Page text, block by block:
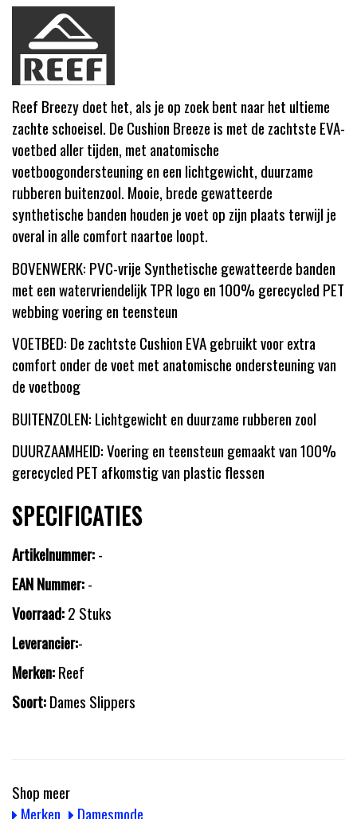
Reef Breezy doet het, als je op zoek bent naar het ultieme
zachte schoeisel. De Cushion Breeze is met de zachtste EVA-
voetbed aller tijden, met anatomische
voetboogondersteuning en een lichtgewicht, duurzame
rubberen buitenzool. Mooie, brede gewatteerde
synthetische banden houden je voet op zijn plaats terwijl je
overal in alle comfort naartoe loopt.
BOVENWERK: PVC-vrije Synthetische gewatteerde banden
met een watervriendelijk TPR logo en 100% gerecycled PET
webbing voering en teensteun
VOETBED: De zachtste Cushion EVA gebruikt voor extra
comfort onder de voet met anatomische ondersteuning van
de voetboog
BUITENZOLEN: Lichtgewicht en duurzame rubberen zool
DUURZAAMHEID: Voering en teensteun gemaakt van 100%
gerecycled PET afkomstig van plastic flessen
SPECIFICATIES
Artikelnummer:-
EAN Nummer:-
Voorraad:2 Stuks
Leverancier:-
Merken:Reef
Soort:Dames Slippers
Shop meer
Merken
Damesmode